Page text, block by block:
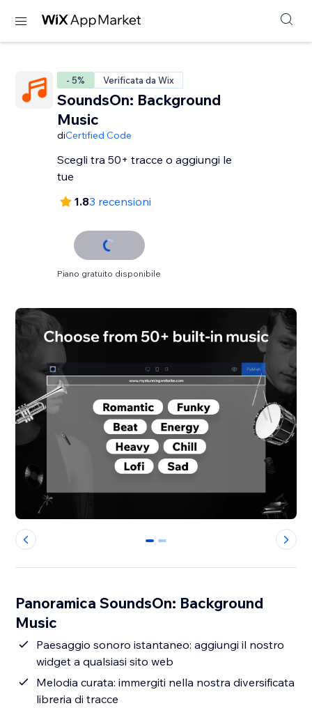
- 5% Verificata da Wix
SoundsOn: Background
Music
diCertified Code
Scegli tra 50+ tracce o aggiungi le
tue
1.83 recensioni
Piano gratuito disponibile
0 1
Panoramica SoundsOn: Background
Music
Paesaggio sonoro istantaneo: aggiungi il nostro
widget a qualsiasi sito web
Melodia curata: immergiti nella nostra diversificata
libreria di tracce